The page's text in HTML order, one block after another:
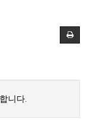
니다.